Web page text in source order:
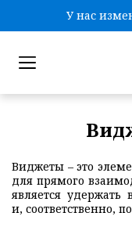
У нас
Виджеты – это
для прямого
является удержать
и, соответственно,